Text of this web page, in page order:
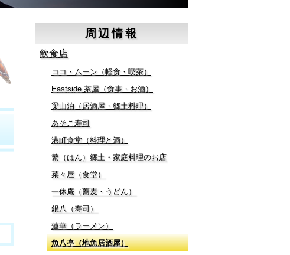
周辺情報
飲食店
ココ・ムーン（軽食・喫茶）
Eastside 茶屋（食事・お酒）
梁山泊（居酒屋・郷土料理）
あそこ寿司
港町食堂（料理と酒）
繁（はん）郷土・家庭料理のお店
菜々屋（食堂）
一休庵（蕎麦・うどん）
銀八（寿司）
蓮華（ラーメン）
魚八亭（地魚居酒屋）